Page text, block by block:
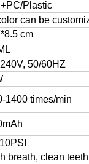
Plastic
can be
cm
50/60HZ
1400 times/min
breath, clean